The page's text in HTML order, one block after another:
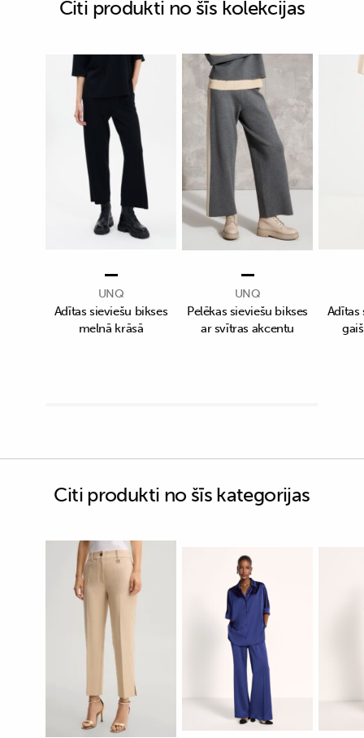
Citi produkti no šīs kolekcijas
UNQ
Adītas sieviešu bikses
melnā krāsā
UNQ
Pelēkas sieviešu bikses
ar svītras akcentu
Adītas
Citi produkti no šīs kategorijas